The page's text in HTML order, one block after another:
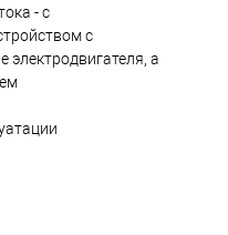
- с
с
электродвигателя, а